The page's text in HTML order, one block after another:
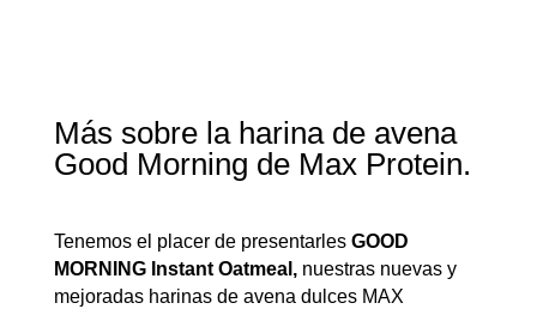
Más sobre la harina de avena
Good Morning de Max Protein.
Tenemos el placer de presentarles GOOD
MORNING Instant Oatmeal, nuestras nuevas y
mejoradas harinas de avena dulces MAX